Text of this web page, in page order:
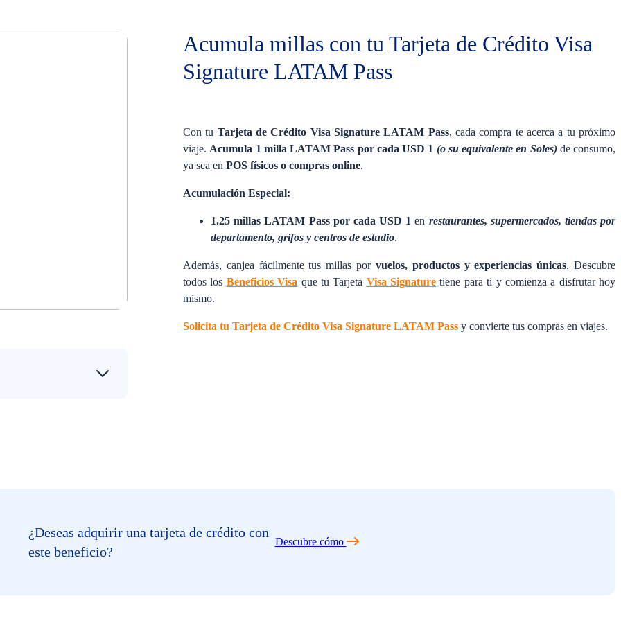
Acumula millas con tu Tarjeta de Crédito Visa
Signature LATAM Pass
Con tu Tarjeta de Crédito Visa Signature LATAM Pass, cada compra te acerca a tu próximo
viaje. Acumula 1 milla LATAM Pass por cada USD 1 (o su equivalente en Soles)de consumo,
ya sea en POS físicos o compras online.
Acumulación Especial:
1.25 millas LATAM Pass por cada USD 1 en restaurantes, supermercados, tiendas por
departamento, grifos y centros de estudio.
Además, canjea fácilmente tus millas por vuelos, productos y experiencias únicas. Descubre
todos los Beneficios Visa que tu Tarjeta Visa Signature tiene para ti y comienza a disfrutar hoy
mismo.
Solicita tu Tarjeta de Crédito Visa Signature LATAM Pass y convierte tus compras en viajes.
¿Deseas adquirir una tarjeta de crédito con
este beneficio?
Descubre cómo